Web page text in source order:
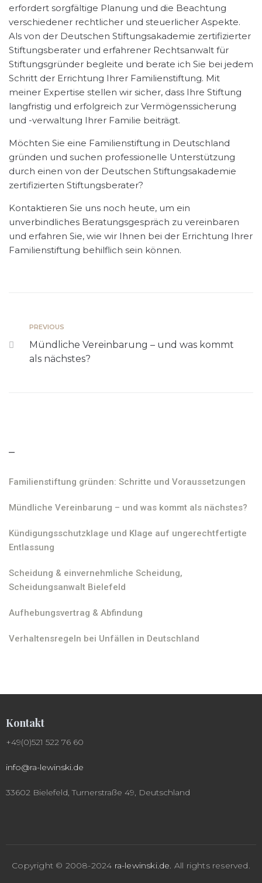
erfordert sorgfältige Planung und die Beachtung
verschiedener rechtlicher und steuerlicher Aspekte.
Als von der Deutschen Stiftungsakademie zertifizierter
Stiftungsberater und erfahrener Rechtsanwalt für
Stiftungsgründer begleite und berate ich Sie bei jedem
Schritt der Errichtung Ihrer Familienstiftung. Mit
meiner Expertise stellen wir sicher, dass Ihre Stiftung
langfristig und erfolgreich zur Vermögenssicherung
und -verwaltung Ihrer Familie beiträgt.
Möchten Sie eine Familienstiftung in Deutschland
gründen und suchen professionelle Unterstützung
durch einen von der Deutschen Stiftungsakademie
zertifizierten Stiftungsberater?
Kontaktieren Sie uns noch heute, um ein
unverbindliches Beratungsgespräch zu vereinbaren
und erfahren Sie, wie wir Ihnen bei der Errichtung Ihrer
Familienstiftung behilflich sein können.
PREVIOUS
Mündliche Vereinbarung – und was kommt
als nächstes?
–
Familienstiftung gründen: Schritte und Voraussetzungen
Mündliche Vereinbarung – und was kommt als nächstes?
Kündigungsschutzklage und Klage auf ungerechtfertigte
Entlassung
Scheidung & einvernehmliche Scheidung,
Scheidungsanwalt Bielefeld
Aufhebungsvertrag & Abfindung
Verhaltensregeln bei Unfällen in Deutschland
Kontakt
+49(0)521 522 76 60
info@ra-lewinski.de
33602 Bielefeld, Turnerstraße 49, Deutschland
Copyright © 2008-2024 ra-lewinski.de All rights reserved.